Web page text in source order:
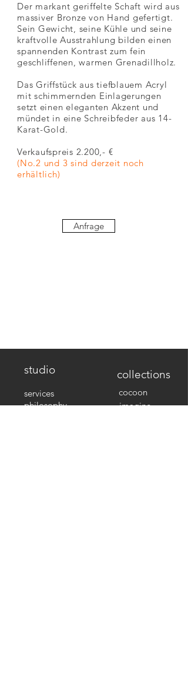
Der markant geriffelte Schaft wird aus
massiver Bronze von Hand gefertigt.
Sein Gewicht, seine Kühle und seine
kraftvolle Ausstrahlung bilden einen
spannenden Kontrast zum fein
geschliffenen, warmen Grenadillholz.
Das Griffstück aus tiefblauem Acryl
mit schimmernden Einlagerungen
setzt einen eleganten Akzent und
mündet in eine Schreibfeder aus 14-
Karat-Gold.
Verkaufspreis 2.200,- €
(No.2 und 3 sind derzeit noch
erhältlich)
Anfrage
studio
philosophy
services
collections
cocoon
imagine